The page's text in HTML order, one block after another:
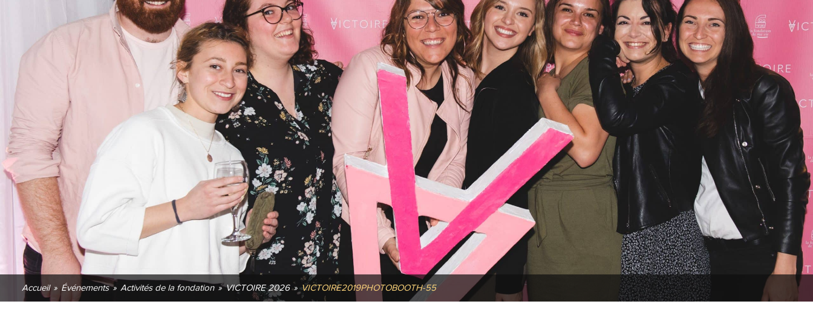
Accueil » Événements » Activités de la fondation » VICTOIRE 2026 » VICTOIRE2019PHOTOBOOTH-55